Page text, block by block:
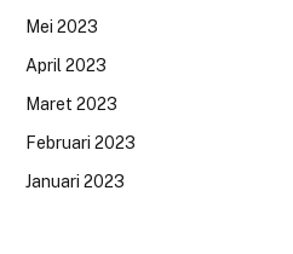
Mei 2023
April 2023
Maret 2023
Februari 2023
Januari 2023